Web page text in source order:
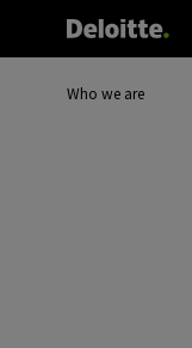
Who we are